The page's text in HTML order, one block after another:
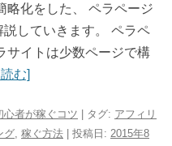
略化をした、 ペラページ
していきます。 ペラペ
サイトは少数ページで構
む]
心者が稼ぐコツ | タグ: アフィリ
グ, 稼ぐ方法 | 投稿日: 2015年8